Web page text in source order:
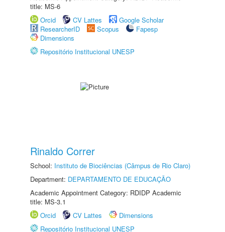
title: MS-6
Orcid
CV Lattes
Google Scholar
ResearcherID
Scopus
Fapesp
Dimensions
Repositório Institucional UNESP
Rinaldo Correr
School: Instituto de Biociências (Câmpus de Rio Claro)
Department: DEPARTAMENTO DE EDUCAÇÃO
Academic Appointment Category: RDIDP Academic
title: MS-3.1
Orcid
CV Lattes
Dimensions
Repositório Institucional UNESP